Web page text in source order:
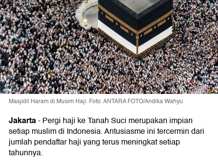
Masjidil Haram di Musim Haji. Foto: ANTARA FOTO/Andika Wahyu
Jakarta-Pergi haji ke Tanah Suci merupakan impian
setiap muslim di Indonesia. Antusiasme ini tercermin dari
jumlah pendaftar haji yang terus meningkat setiap
tahunnya.